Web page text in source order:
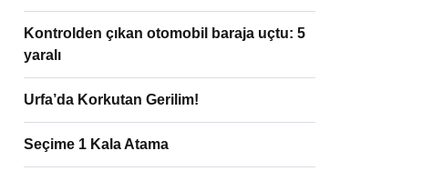
Kontrolden çıkan otomobil baraja uçtu: 5
yaralı
Urfa’da Korkutan Gerilim!
Seçime 1 Kala Atama